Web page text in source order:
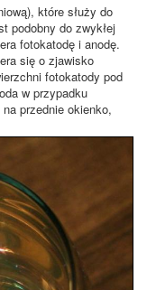
które służy do
podobny do zwykłej
fotokatodę i anodę.
się o zjawisko
fotokatody pod
w przypadku
przednie okienko,